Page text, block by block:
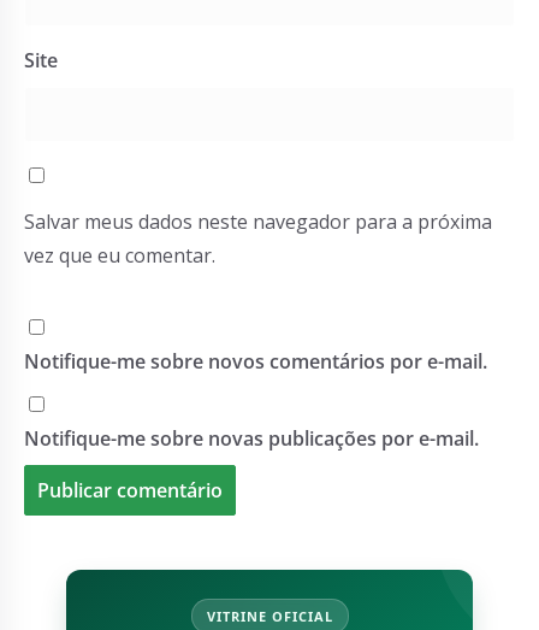
Site
Salvar meus dados neste navegador para a próxima
vez que eu comentar.
Notifique-me sobre novos comentários por e-mail.
Notifique-me sobre novas publicações por e-mail.
VITRINE OFICIAL